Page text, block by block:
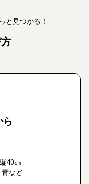
と見つかる！
ら
40㎝
など